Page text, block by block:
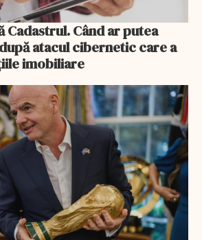
Cadastrul. Când ar putea
atacul cibernetic care a
imobiliare